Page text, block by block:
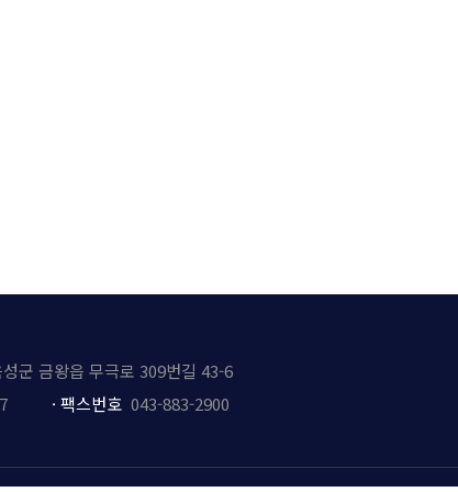
군 금왕읍 무극로 309번길 43-6
· 팩스번호 043-883-2900